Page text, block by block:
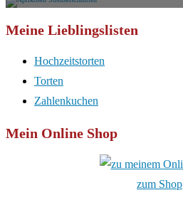
Meine Lieblingslisten
Hochzeitstorten
Torten
Zahlenkuchen
Mein Online Shop
zum Shop